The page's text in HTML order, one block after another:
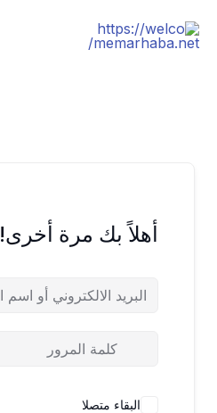
إلى
المحتوى
أهلاً بك مرة أخرى!
البقاء متصلا